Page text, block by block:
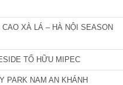
CAO XÀ LÁ – HÀ NỘI SEASON
TỐ HỮU MIPEC
PARK NAM AN KHÁNH